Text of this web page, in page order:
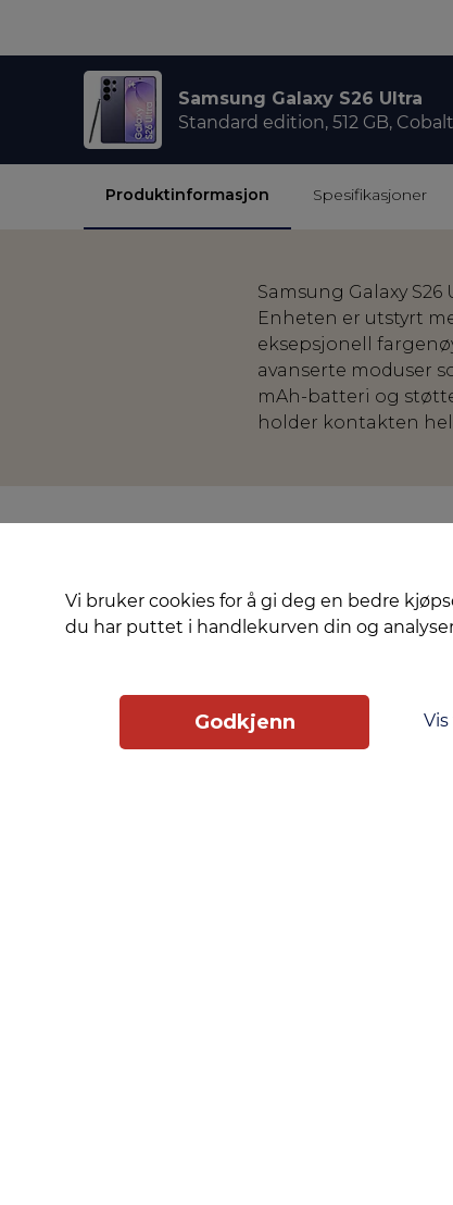
Vi bruker cookies for å gi deg en bedre
du har puttet i handlekurven din og
Godkjenn
Samsung Galaxy S26 Ultra
Standard edition, 512 GB,
Produktinformasjon Spesifikasjoner
Samsung Galaxy
Enheten er utstyrt
eksepsjonell
avanserte moduser
mAh-batteri og
holder kontakten